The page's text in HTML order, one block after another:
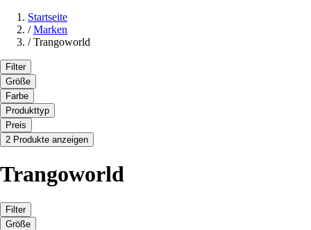
Startseite
/ Marken
/ Trangoworld
Filter
Größe
Farbe
Produkttyp
Preis
2 Produkte anzeigen
Trangoworld
Filter
Größe